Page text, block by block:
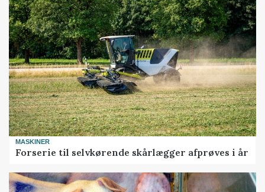
MASKINER
Forserie til selvkørende skårlægger afprøves i år